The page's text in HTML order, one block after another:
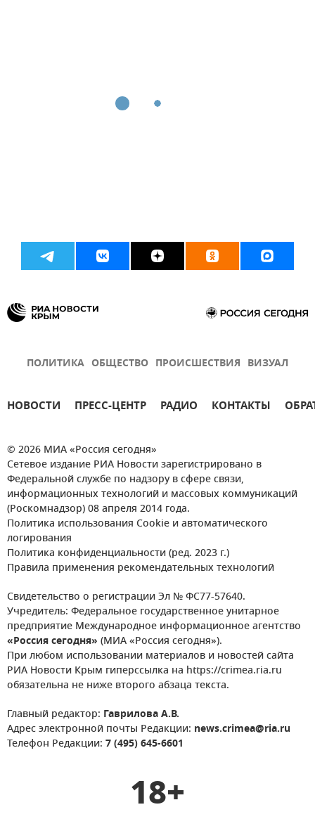
ПОЛИТИКА ОБЩЕСТВО ПРОИСШЕСТВИЯ ВИЗУАЛ
НОВОСТИ ПРЕСС-ЦЕНТР РАДИО КОНТАКТЫ
© 2026 МИА «Россия сегодня»
Сетевое издание РИА Новости зарегистрировано в
Федеральной службе по надзору в сфере связи,
информационных технологий и массовых коммуникаций
(Роскомнадзор) 08 апреля 2014 года.
Политика использования Cookie и автоматического
логирования
Политика конфиденциальности (ред. 2023 г.)
Правила применения рекомендательных технологий
Свидетельство о регистрации Эл № ФС77-57640.
Учредитель: Федеральное государственное унитарное
предприятие Международное информационное агентство
«Россия сегодня» (МИА «Россия сегодня»).
При любом использовании материалов и новостей сайта
РИА Новости Крым гиперссылка на https://crimea.ria.ru
обязательна не ниже второго абзаца текста.
Главный редактор: Гаврилова А.В.
Адрес электронной почты Редакции: news.crimea@ria.ru
Телефон Редакции: 7 (495) 645-6601
18+